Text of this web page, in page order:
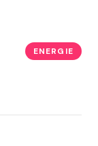
ENERGIE